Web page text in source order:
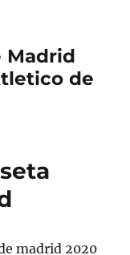
Madrid
de